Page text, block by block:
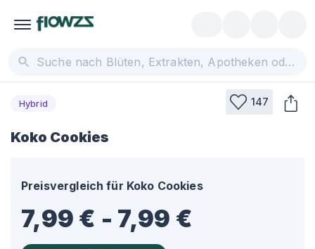
Hybrid 147
Koko Cookies
Preisvergleich für Koko Cookies
7,99 € - 7,99 €